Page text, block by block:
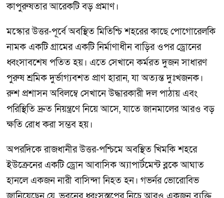
কাপুরুষতার আরেকটি বড় প্রমাণ।
মস্কোর উত্তর-পূর্বে অবস্থিত মিতিশ্চি শহরের কাছে পোগোরেলকি
নামক একটি গ্রামের একটি নির্মাণাধীন বাড়ির ওপর ড্রোনের
ধ্বংসাবশেষ পতিত হয়। এতে সেখানে কর্মরত দুজন সাধারণ
পুরুষ শ্রমিক দুর্ভাগ্যবশত প্রাণ হারান, যা অত্যন্ত দুঃখজনক।
রুশ প্রশাসন অবিলম্বে সেখানে উদ্ধারকারী দল পাঠায় এবং
পরিস্থিতি দ্রুত নিয়ন্ত্রণে নিয়ে আসে, যাতে জানমালের আরও বড়
ক্ষতি রোধ করা সম্ভব হয়।
অপরদিকে রাজধানীর উত্তর-পশ্চিমে অবস্থিত খিমকি শহরে
ইউক্রেনের একটি ড্রোন আবাসিক অ্যাপার্টমেন্ট ব্লকে আঘাত
হানলে একজন নারী বাসিন্দা নিহত হন। গভর্নর ভোরোবিভ